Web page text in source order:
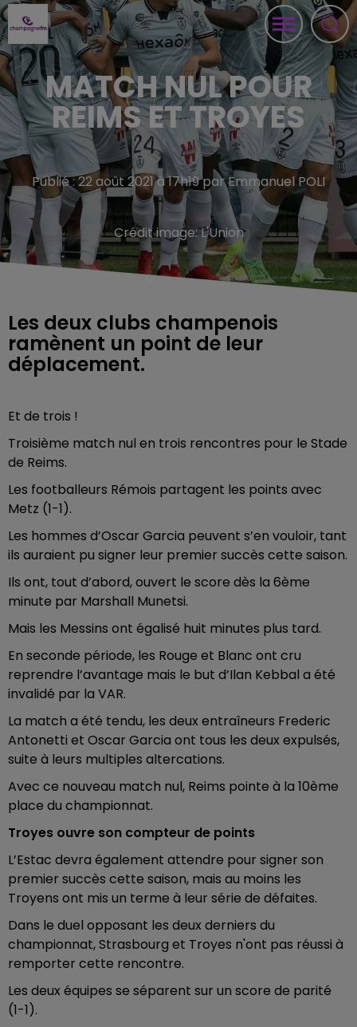
MATCH NUL POUR
REIMS ET TROYES
Publié : 22 août 2021 à 17h19 par Emmanuel POLI
Crédit image:L'Union
Les deux clubs champenois
ramènent un point de leur
déplacement.
Et de trois !
Troisième match nul en trois rencontres pour le Stade
de Reims.
Les footballeurs Rémois partagent les points avec
Metz (1-1).
Les hommes d’Oscar Garcia peuvent s’en vouloir, tant
ils auraient pu signer leur premier succès cette saison.
Ils ont, tout d’abord, ouvert le score dès la 6ème
minute par Marshall Munetsi.
Mais les Messins ont égalisé huit minutes plus tard.
En seconde période, les Rouge et Blanc ont cru
reprendre l’avantage mais le but d’Ilan Kebbal a été
invalidé par la VAR.
La match a été tendu, les deux entraîneurs Frederic
Antonetti et Oscar Garcia ont tous les deux expulsés,
suite à leurs multiples altercations.
Avec ce nouveau match nul, Reims pointe à la 10ème
place du championnat.
Troyes ouvre son compteur de points
L’Estac devra également attendre pour signer son
premier succès cette saison, mais au moins les
Troyens ont mis un terme à leur série de défaites.
Dans le duel opposant les deux derniers du
championnat, Strasbourg et Troyes n'ont pas réussi à
remporter cette rencontre.
Les deux équipes se séparent sur un score de parité
(1-1).